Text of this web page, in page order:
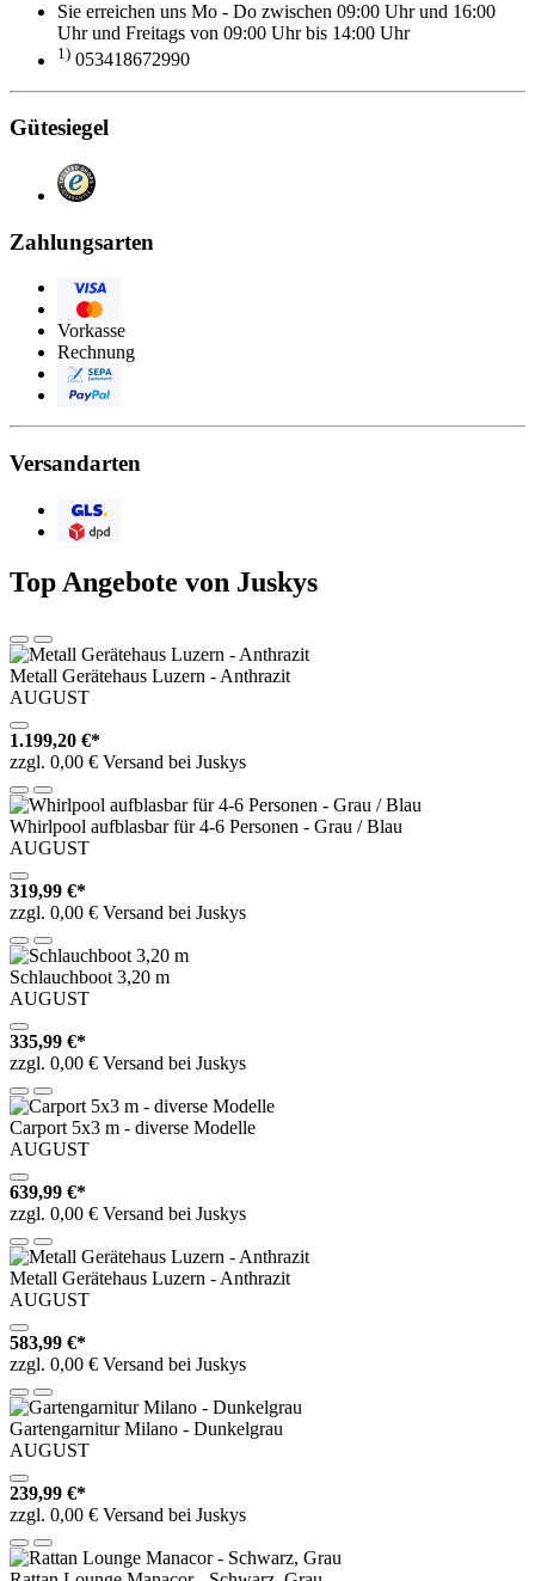
Sie erreichen uns Mo - Do zwischen 09:00 Uhr und 16:00
Uhr und Freitags von 09:00 Uhr bis 14:00 Uhr
1) 053418672990
Gütesiegel
Zahlungsarten
Vorkasse
Rechnung
Versandarten
Top Angebote von Juskys
Metall Gerätehaus Luzern - Anthrazit
AUGUST
1.199,20 €*
zzgl. 0,00 € Versand bei Juskys
Whirlpool aufblasbar für 4-6 Personen - Grau / Blau
AUGUST
319,99 €*
zzgl. 0,00 € Versand bei Juskys
Schlauchboot 3,20 m
AUGUST
335,99 €*
zzgl. 0,00 € Versand bei Juskys
Carport 5x3 m - diverse Modelle
AUGUST
639,99 €*
zzgl. 0,00 € Versand bei Juskys
Metall Gerätehaus Luzern - Anthrazit
AUGUST
583,99 €*
zzgl. 0,00 € Versand bei Juskys
Gartengarnitur Milano - Dunkelgrau
AUGUST
239,99 €*
zzgl. 0,00 € Versand bei Juskys